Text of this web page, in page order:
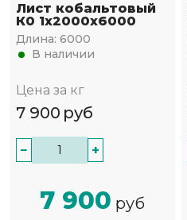
Лист кобальтовый
К0 1x2000x6000
Длина: 6000
В наличии
Цена за кг
7 900 руб
− +
7 900 руб